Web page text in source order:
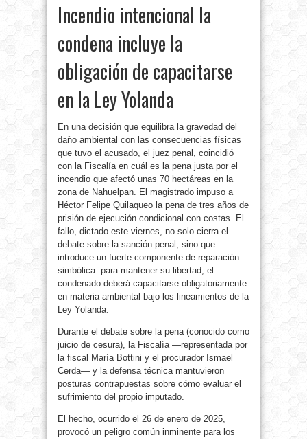
Incendio intencional la
condena incluye la
obligación de capacitarse
en la Ley Yolanda
En una decisión que equilibra la gravedad del
daño ambiental con las consecuencias físicas
que tuvo el acusado, el juez penal, coincidió
con la Fiscalía en cuál es la pena justa por el
incendio que afectó unas 70 hectáreas en la
zona de Nahuelpan. El magistrado impuso a
Héctor Felipe Quilaqueo la pena de tres años de
prisión de ejecución condicional con costas. El
fallo, dictado este viernes, no solo cierra el
debate sobre la sanción penal, sino que
introduce un fuerte componente de reparación
simbólica: para mantener su libertad, el
condenado deberá capacitarse obligatoriamente
en materia ambiental bajo los lineamientos de la
Ley Yolanda.
Durante el debate sobre la pena (conocido como
juicio de cesura), la Fiscalía —representada por
la fiscal María Bottini y el procurador Ismael
Cerda— y la defensa técnica mantuvieron
posturas contrapuestas sobre cómo evaluar el
sufrimiento del propio imputado.
El hecho, ocurrido el 26 de enero de 2025,
provocó un peligro común inminente para los